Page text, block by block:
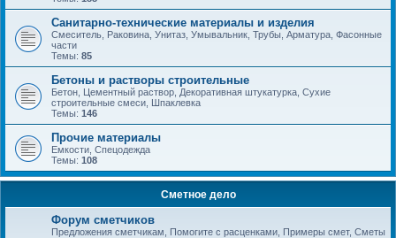
Санитарно-технические материалы и изделия
Смеситель, Раковина, Унитаз, Умывальник, Трубы, Арматура, Фасонные
части
Темы: 85
Бетоны и растворы строительные
Бетон, Цементный раствор, Декоративная штукатурка, Сухие
строительные смеси, Шпаклевка
Темы: 146
Прочие материалы
Емкости, Спецодежда
Темы: 108
Сметное дело
Форум сметчиков
Предложения сметчикам, Помогите с расценками, Примеры смет, Сметы